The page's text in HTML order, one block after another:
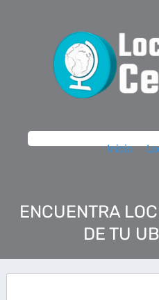
Inicio
ENCUENTRA
DE TU